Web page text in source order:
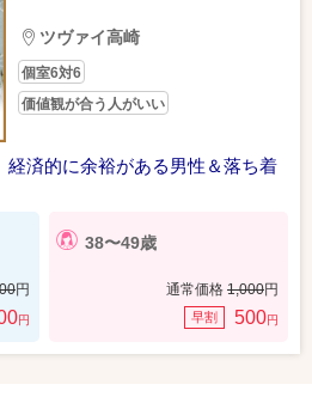
ツヴァイ高崎
個室6対6
価値観が合う人がいい
経済的に余裕がある男性＆落ち着
円
円
38〜49歳
通常価格 1,000円
早割 500円